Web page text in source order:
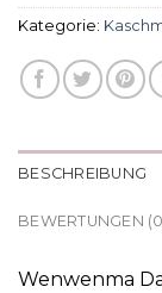
Kategorie:
BESCHREIBUNG
BEWERTUNGEN
Wenwenma